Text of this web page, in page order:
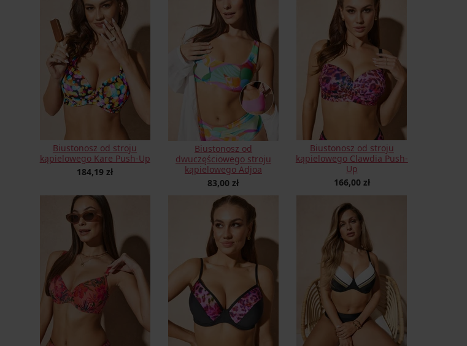
Biustonosz od stroju
kąpielowego Kare Push-Up
184,19 zł
Biustonosz od
dwuczęściowego stroju
kąpielowego Adjoa
83,00 zł
Biustonosz od stroju
kąpielowego Clawdia Push-
Up
166,00 zł